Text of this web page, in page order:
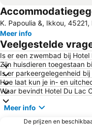
K. Papoulia &, Ikkou,
Meer info
Veelgestelde
Is er een zwembad bij
Zijn huisdieren toegestaan
Is er parkeergelegenheid
Hoe laat kun je in- en
Waar bevindt Hotel Du Lac
Meer info
De prijzen en